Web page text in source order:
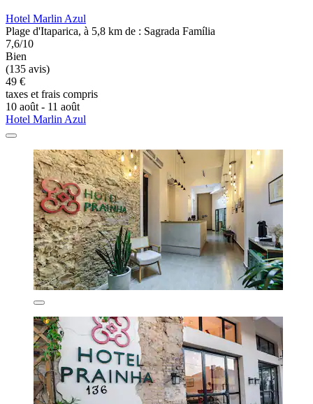
Hotel Marlin Azul
Plage d'Itaparica, à 5,8 km de : Sagrada Família
7,6/10
Bien
(135 avis)
49 €
taxes et frais compris
10 août - 11 août
Hotel Marlin Azul